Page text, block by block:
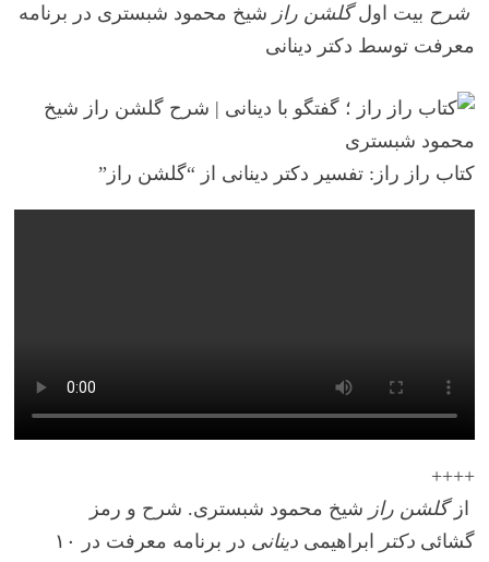
شرح بیت اولگلشن راز شیخ محمود شبستری در برنامه
معرفت توسط دکتر دینانی
کتاب راز راز: تفسیر دکتر دینانی از “گلشن راز”
++++
ازگلشن راز شیخ محمود شبستری. شرح و رمز
گشائی دکتر ابراهیمی دینانی در برنامه معرفت در ۱۰